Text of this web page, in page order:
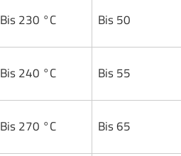
Bis 230 °C Bis 50
Bis 240 °C Bis 55
Bis 270 °C Bis 65